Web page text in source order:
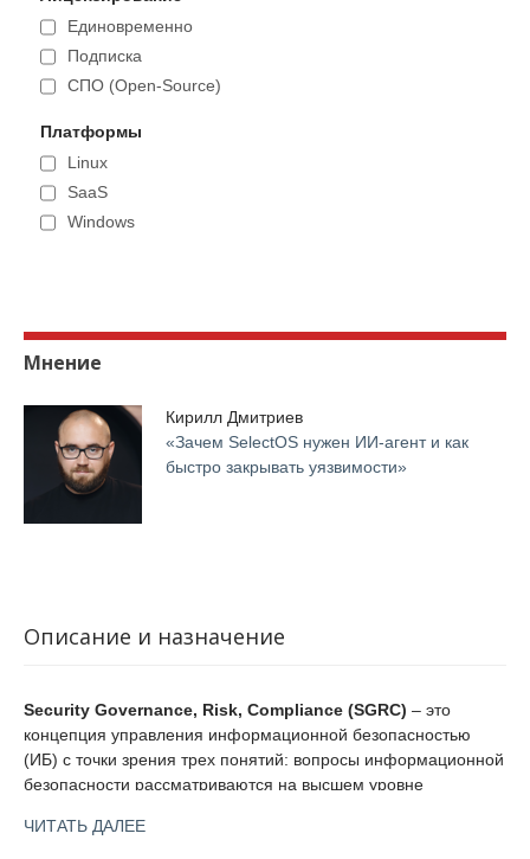
Единовременно
Подписка
СПО (Open-Source)
Платформы
Linux
SaaS
Windows
Мнение
Кирилл Дмитриев
«Зачем SelectOS нужен ИИ-агент и как
быстро закрывать уязвимости»
Описание и назначение
Security Governance, Risk, Compliance (SGRC) – это
концепция управления информационной безопасностью
(ИБ) с точки зрения трех понятий: вопросы информационной
безопасности рассматриваются на высшем уровне
рисками (Risk), а также в соответствии с требованиями
ЧИТАТЬ ДАЛЕЕ